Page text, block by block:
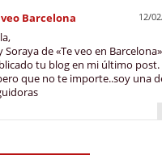
Barcelona 12/
Soraya de «Te veo en
tu blog en mi último post.
que no te importe..soy una